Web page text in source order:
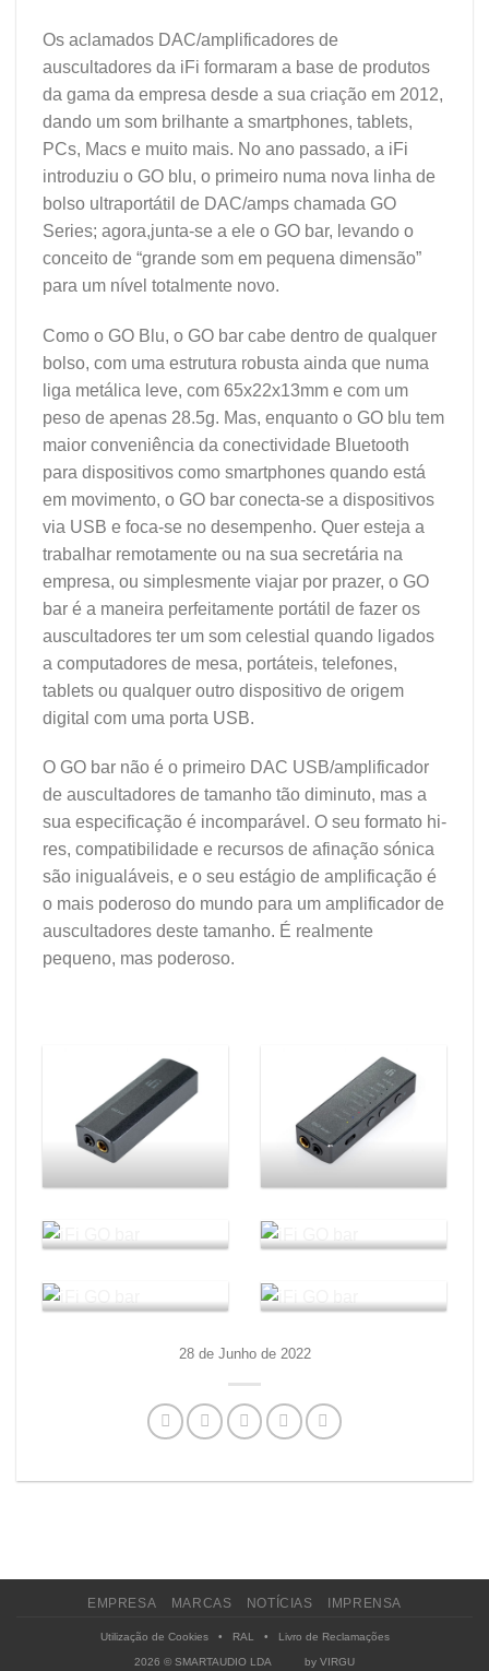
Os aclamados DAC/amplificadores de
auscultadores da iFi formaram a base de produtos
da gama da empresa desde a sua criação em 2012,
dando um som brilhante a smartphones, tablets,
PCs, Macs e muito mais. No ano passado, a iFi
introduziu o GO blu, o primeiro numa nova linha de
bolso ultraportátil de DAC/amps chamada GO
Series; agora,junta-se a ele o GO bar, levando o
conceito de “grande som em pequena dimensão”
para um nível totalmente novo.
Como o GO Blu, o GO bar cabe dentro de qualquer
bolso, com uma estrutura robusta ainda que numa
liga metálica leve, com 65x22x13mm e com um
peso de apenas 28.5g. Mas, enquanto o GO blu tem
maior conveniência da conectividade Bluetooth
para dispositivos como smartphones quando está
em movimento, o GO bar conecta-se a dispositivos
via USB e foca-se no desempenho. Quer esteja a
trabalhar remotamente ou na sua secretária na
empresa, ou simplesmente viajar por prazer, o GO
bar é a maneira perfeitamente portátil de fazer os
auscultadores ter um som celestial quando ligados
a computadores de mesa, portáteis, telefones,
tablets ou qualquer outro dispositivo de origem
digital com uma porta USB.
O GO bar não é o primeiro DAC USB/amplificador
de auscultadores de tamanho tão diminuto, mas a
sua especificação é incomparável. O seu formato hi-
res, compatibilidade e recursos de afinação sónica
são inigualáveis, e o seu estágio de amplificação é
o mais poderoso do mundo para um amplificador de
auscultadores deste tamanho. É realmente
pequeno, mas poderoso.
28 de Junho de 2022
EMPRESA MARCAS NOTÍCIAS IMPRENSA
Utilização de Cookies• RAL • Livro de Reclamações
2026 © SMARTAUDIO LDA by VIRGU